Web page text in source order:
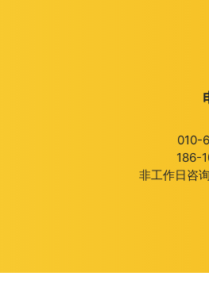
010-
186-
非工作日咨